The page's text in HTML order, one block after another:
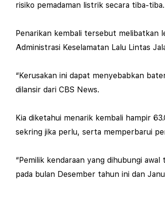
risiko pemadaman listrik secara tiba-tiba.
Penarikan kembali tersebut melibatkan
Administrasi Keselamatan Lalu Lintas
“Kerusakan ini dapat menyebabkan
dilansir dari CBS News.
Kia diketahui menarik kembali hampir
sekring jika perlu, serta memperbarui
“Pemilik kendaraan yang dihubungi
pada bulan Desember tahun ini dan